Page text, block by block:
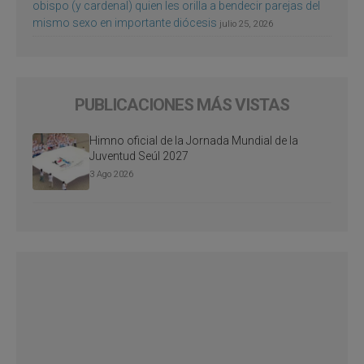
obispo (y cardenal) quien les orilla a bendecir parejas del
mismo sexo en importante diócesis julio 25, 2026
PUBLICACIONES MÁS VISTAS
Himno oficial de la Jornada Mundial de la
Juventud Seúl 2027
3 Ago 2026